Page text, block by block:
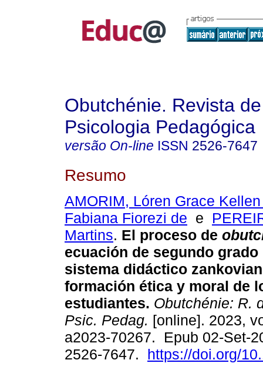
Obutchénie. Revista
Psicologia Pedagógica
versão On-line ISSN 2526-7647
Resumo
AMORIM, Lóren Grace
Fabiana Fiorezi de e
Martins. El proceso de
ecuación de segundo grado
sistema didáctico
formación ética y moral de
estudiantes. Obutchénie: R.
Psic. Pedag. [online]. 2023,
a2023-70267. Epub 02-Set-
2526-7647. https://doi.org/